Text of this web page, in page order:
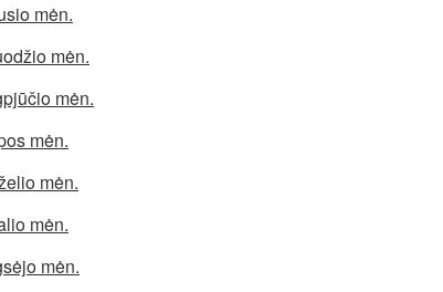
mėn.
mėn.
mėn.
mėn.
mėn.
mėn.
mėn.